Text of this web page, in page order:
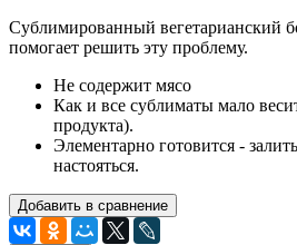
Сублимированный вегетарианский
помогает решить эту проблему.
Не содержит мясо
Как и все сублиматы мало
продукта).
Элементарно готовится -
настояться.
Добавить в сравнение